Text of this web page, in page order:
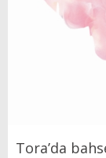
Tora’da